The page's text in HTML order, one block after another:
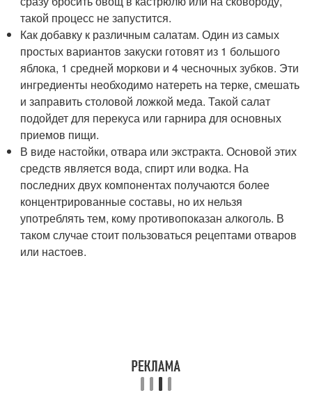
такой процесс не запустится.
Как добавку к различным салатам. Один из самых
простых вариантов закуски готовят из 1 большого
яблока, 1 средней моркови и 4 чесночных зубков. Эти
ингредиенты необходимо натереть на терке, смешать
и заправить столовой ложкой меда. Такой салат
подойдет для перекуса или гарнира для основных
приемов пищи.
В виде настойки, отвара или экстракта. Основой этих
средств является вода, спирт или водка. На
последних двух компонентах получаются более
концентрированные составы, но их нельзя
употреблять тем, кому противопоказан алкоголь. В
таком случае стоит пользоваться рецептами отваров
или настоев.